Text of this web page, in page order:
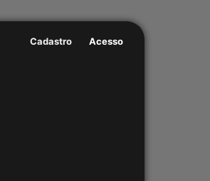
Cadastro Acesso